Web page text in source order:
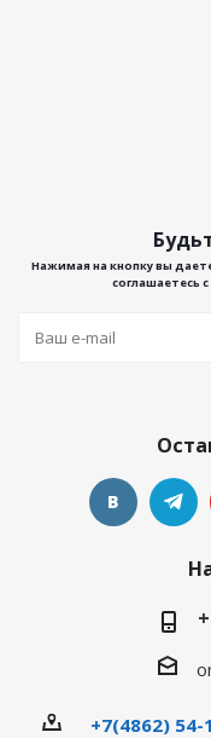
Нажимая на кнопку вы
соглашаетесь с
+7(4862) 54-